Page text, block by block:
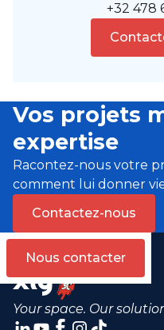
+32 478
Vos projets
expertise
Racontez-nous votre
comment lui donner
Contactez-nous
Nous contacter
Your space. Our